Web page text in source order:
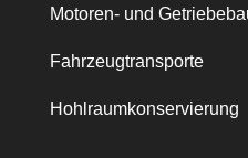
Motoren- und
Fahrzeugtransporte
Hohlraumkonservierung